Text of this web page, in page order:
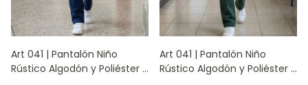
Art 041 | Pantalón Niño
Rústico Algodón y Poliéster -
Art 041 | Pantalón Niño
Rústico Algodón y Poliéster -